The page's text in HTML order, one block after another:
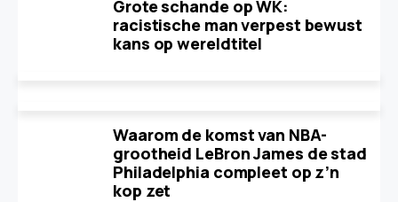
Grote schande op WK:
racistische man verpest bewust
kans op wereldtitel
Waarom de komst van NBA-
grootheid LeBron James de stad
Philadelphia compleet op z’n
kop zet